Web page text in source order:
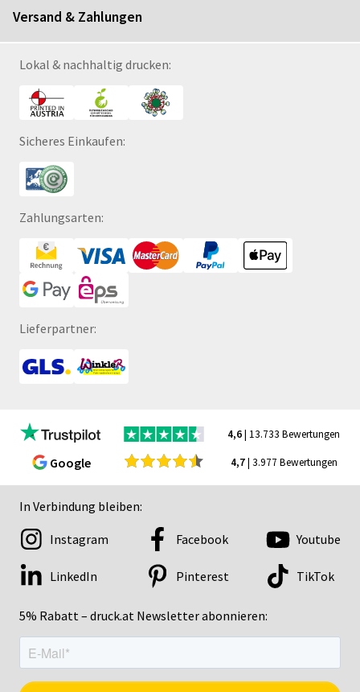
Versand & Zahlungen
Lokal & nachhaltig drucken:
Sicheres Einkaufen:
Zahlungsarten:
Lieferpartner:
4,6| 13.733 Bewertungen
Google 4,7| 3.977 Bewertungen
In Verbindung bleiben:
5% Rabatt – druck.at Newsletter abonnieren:
Instagram Facebook Youtube
LinkedIn Pinterest TikTok